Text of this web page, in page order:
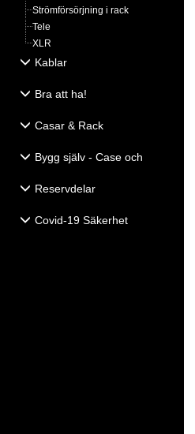
Strömförsörjning i rack
Tele
XLR
Kablar
Bra att ha!
Casar & Rack
Bygg själv - Case och
Reservdelar
Covid-19 Säkerhet